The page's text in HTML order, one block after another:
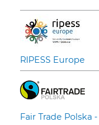
RIPESS Europe
Fair Trade Polska